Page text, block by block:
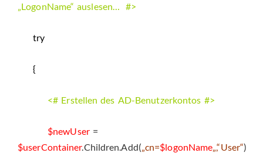
„LogonName“ auslesen… #>
try
{
<# Erstellen des AD-Benutzerkontos #>
$newUser=
$userContainer.Children.Add( „cn=$logonName „,“User“)